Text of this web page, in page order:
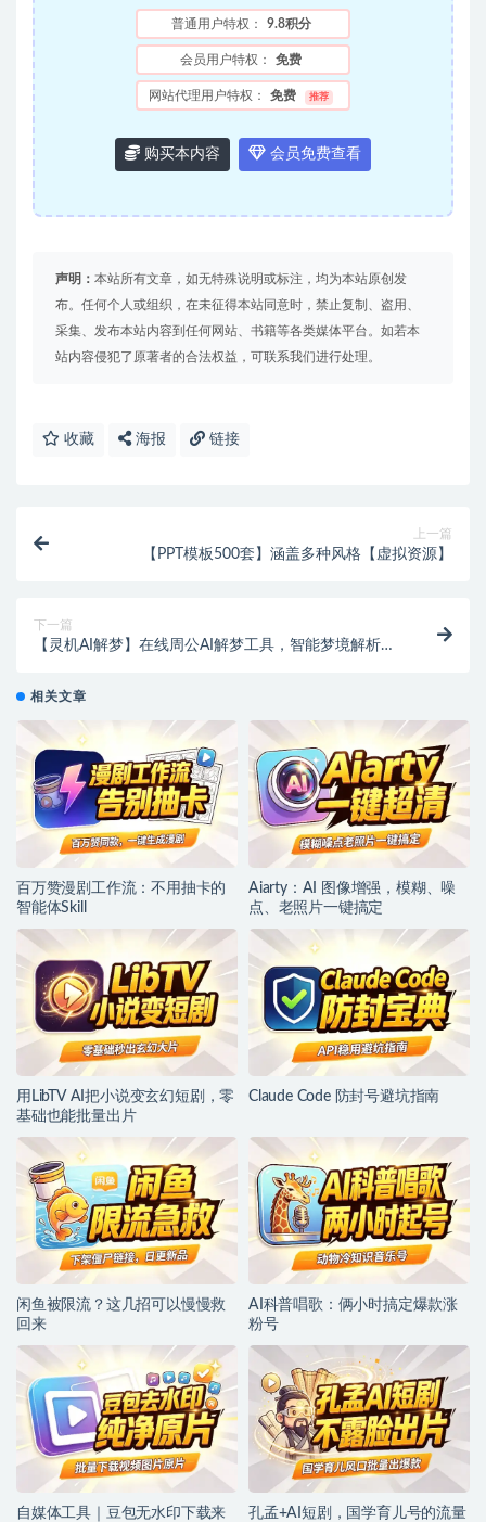
普通用户特权： 9.8积分
会员用户特权： 免费
网站代理用户特权： 免费 推荐
购买本内容 会员免费查看
声明： 本站所有文章，如无特殊说明或标注，均为本站原创发
布。任何个人或组织，在未征得本站同意时，禁止复制、盗用、
采集、发布本站内容到任何网站、书籍等各类媒体平台。如若本
站内容侵犯了原著者的合法权益，可联系我们进行处理。
收藏 海报 链接
上一篇
【PPT模板500套】涵盖多种风格【虚拟资源】
下一篇
【灵机AI解梦】在线周公AI解梦工具，智能梦境解析与
相关文章
百万赞漫剧工作流：不用抽卡的
智能体Skill
Aiarty：AI 图像增强，模糊、噪
点、老照片一键搞定
用LibTV AI把小说变玄幻短剧，零
基础也能批量出片
Claude Code 防封号避坑指南
闲鱼被限流？这几招可以慢慢救
回来
AI科普唱歌：俩小时搞定爆款涨
粉号
自媒体工具｜豆包无水印下载来 孔孟+AI短剧，国学育儿号的流量